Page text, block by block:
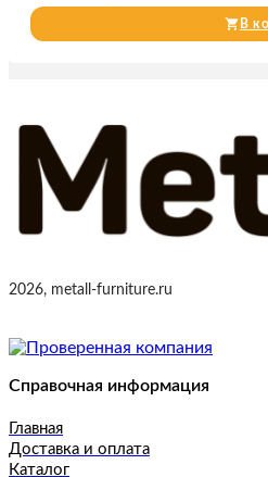
В
2026, metall-furniture.ru
Справочная информация
Главная
Доставка и оплата
Каталог